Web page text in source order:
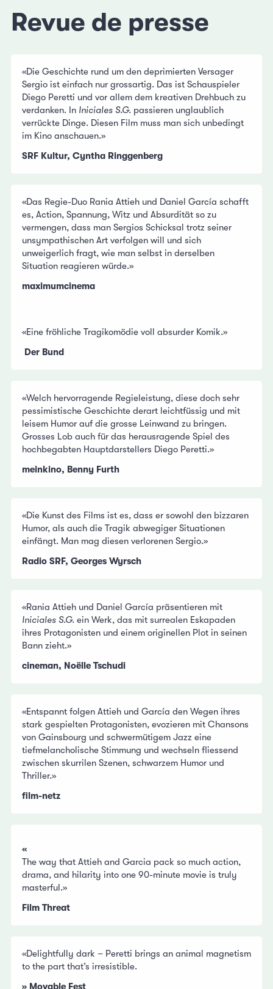
Revue de presse
«Die Geschichte rund um den deprimierten Versager
Sergio ist einfach nur grossartig. Das ist Schauspieler
Diego Peretti und vor allem dem kreativen Drehbuch zu
verdanken. In Iniciales S.G. passieren unglaublich
verrückte Dinge. Diesen Film muss man sich unbedingt
im Kino anschauen.»
SRF Kultur, Cyntha Ringgenberg
«Das Regie-Duo Rania Attieh und Daniel García schafft
es, Action, Spannung, Witz und Absurdität so zu
vermengen, dass man Sergios Schicksal trotz seiner
unsympathischen Art verfolgen will und sich
unweigerlich fragt, wie man selbst in derselben
Situation reagieren würde.»
maximumcinema
«Eine fröhliche Tragikomödie voll absurder Komik.»
Der Bund
«Welch hervorragende Regieleistung, diese doch sehr
pessimistische Geschichte derart leichtfüssig und mit
leisem Humor auf die grosse Leinwand zu bringen.
Grosses Lob auch für das herausragende Spiel des
hochbegabten Hauptdarstellers Diego Peretti.»
meinkino, Benny Furth
«Die Kunst des Films ist es, dass er sowohl den bizzaren
Humor, als auch die Tragik abwegiger Situationen
einfängt. Man mag diesen verlorenen Sergio.»
Radio SRF, Georges Wyrsch
«Rania Attieh und Daniel García präsentieren mit
Iniciales S.G. ein Werk, das mit surrealen Eskapaden
ihres Protagonisten und einem originellen Plot in seinen
Bann zieht.»
cineman, Noëlle Tschudi
«Entspannt folgen Attieh und García den Wegen ihres
stark gespielten Protagonisten, evozieren mit Chansons
von Gainsbourg und schwermütigem Jazz eine
tiefmelancholische Stimmung und wechseln fliessend
zwischen skurrilen Szenen, schwarzem Humor und
Thriller.»
film-netz
«
The way that Attieh and Garcia pack so much action,
drama, and hilarity into one 90-minute movie is truly
masterful.»
Film Threat
«Delightfully dark – Peretti brings an animal magnetism
to the part that’s irresistible.
» Movable Fest